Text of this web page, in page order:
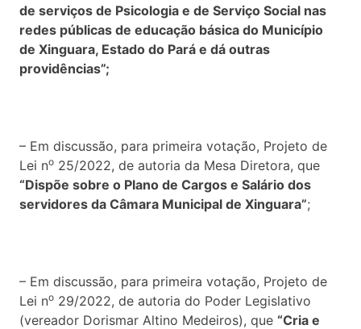
de serviços de Psicologia e de Serviço Social nas
redes públicas de educação básica do Município
de Xinguara, Estado do Pará e dá outras
providências”;
– Em discussão, para primeira votação, Projeto de
Lei no 25/2022, de autoria da Mesa Diretora, que
“Dispõe sobre o Plano de Cargos e Salário dos
servidores da Câmara Municipal de Xinguara”;
– Em discussão, para primeira votação, Projeto de
Lei no 29/2022, de autoria do Poder Legislativo
(vereador Dorismar Altino Medeiros), que “Cria e